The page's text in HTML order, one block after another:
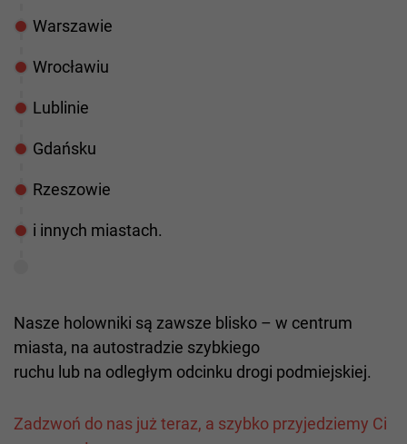
Warszawie
Wrocławiu
Lublinie
Gdańsku
Rzeszowie
i innych miastach.
Nasze holowniki są zawsze blisko – w centrum
miasta, na autostradzie szybkiego
ruchu lub na odległym odcinku drogi podmiejskiej.
Zadzwoń do nas już teraz, a szybko przyjedziemy Ci